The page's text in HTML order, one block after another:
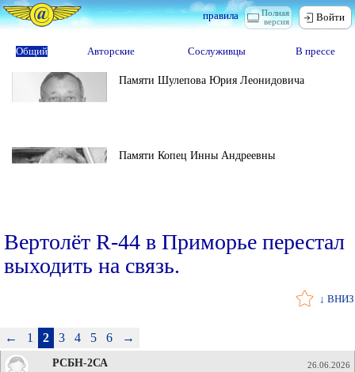
Полная
версия
правила Войти
Общий Авторские Сослуживцы В прессе
Памяти Шулепова Юрия Леонидовича
Памяти Копец Инны Андреевны
Вертолёт R-44 в Приморье перестал
выходить на связь.
↓ ВНИЗ
← 1 2 3 4 5 6 →
РСБН-2СА
26.06.2026